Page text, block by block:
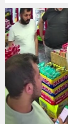
(CHP) Esenyurt